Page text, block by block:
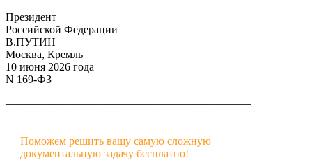
Президент
Российской Федерации
В.ПУТИН
Москва, Кремль
10 июня 2026 года
N 169-ФЗ
——————————————————————
Поможем решить вашу самую сложную
документальную задачу бесплатно!